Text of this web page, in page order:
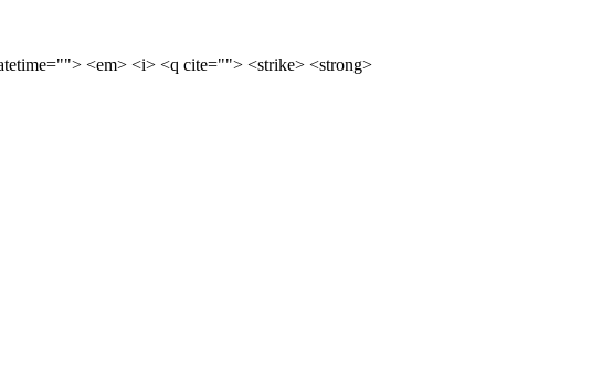
<em> <i> <q cite=""> <strike> <strong>